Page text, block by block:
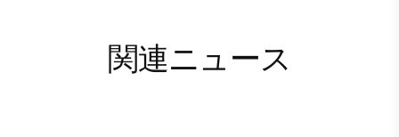
関連ニュース